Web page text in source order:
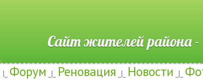
Сайт жителей района
|_ Форум _|_ Реновация _|_ Новости _|_